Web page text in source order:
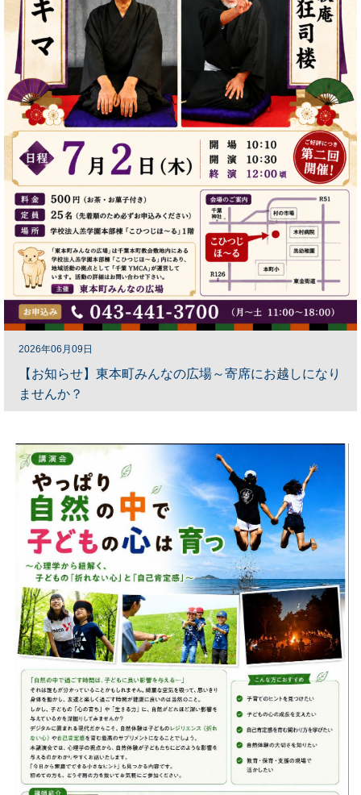
2026年06月09日
【お知らせ】東本町みんなの広場～寄席にお越しになり
ませんか？